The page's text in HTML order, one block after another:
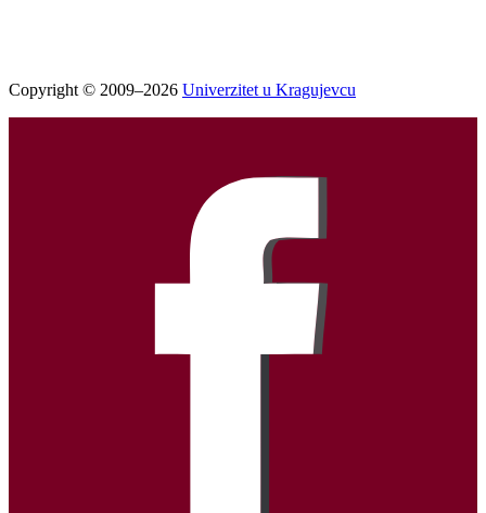
Copyright © 2009–2026 Univerzitet u Kragujevcu